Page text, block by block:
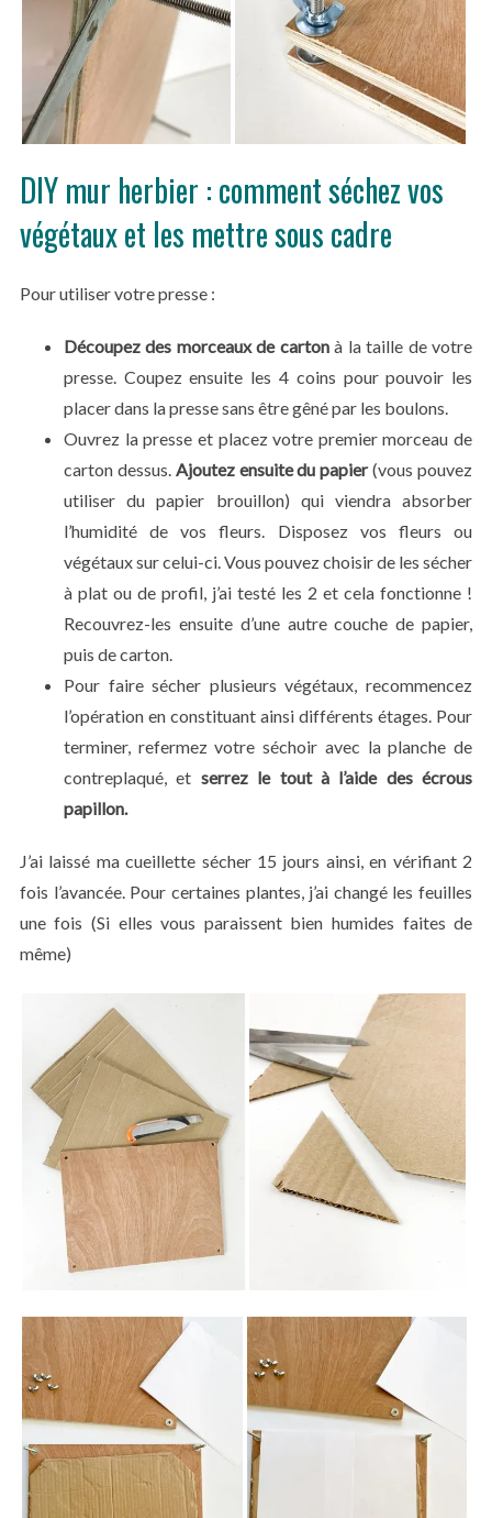
DIY mur herbier : comment séchez vos
végétaux et les mettre sous cadre
Pour utiliser votre presse :
Découpez des morceaux de cartonà la taille de votre
presse. Coupez ensuite les 4 coins pour pouvoir les
placer dans la presse sans être gêné par les boulons.
Ouvrez la presse et placez votre premier morceau de
carton dessus. Ajoutez ensuite du papier(vous pouvez
utiliser du papier brouillon) qui viendra absorber
l’humidité de vos fleurs. Disposez vos fleurs ou
végétaux sur celui-ci. Vous pouvez choisir de les sécher
à plat ou de profil, j’ai testé les 2 et cela fonctionne !
Recouvrez-les ensuite d’une autre couche de papier,
puis de carton.
Pour faire sécher plusieurs végétaux, recommencez
l’opération en constituant ainsi différents étages. Pour
terminer, refermez votre séchoir avec la planche de
contreplaqué, et serrez le tout à l’aide des écrous
papillon.
J’ai laissé ma cueillette sécher 15 jours ainsi, en vérifiant 2
fois l’avancée. Pour certaines plantes, j’ai changé les feuilles
une fois (Si elles vous paraissent bien humides faites de
même)